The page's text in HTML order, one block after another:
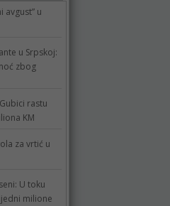
avgust” u
u Srpskoj:
zbog
rastu
KM
za vrtić u
U toku
milione